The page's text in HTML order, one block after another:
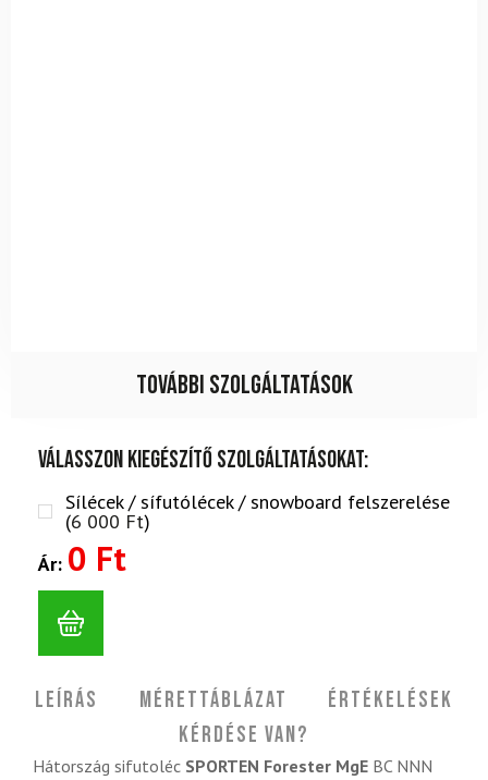
További szolgáltatások
Válasszon kiegészítő szolgáltatásokat:
Sílécek / sífutólécek / snowboard felszerelése
(6 000 Ft)
Ár: 0 Ft
Leírás Mérettáblázat
Értékelések
Kérdése van?
Hátország sifutoléc SPORTEN Forester MgE BC NNN